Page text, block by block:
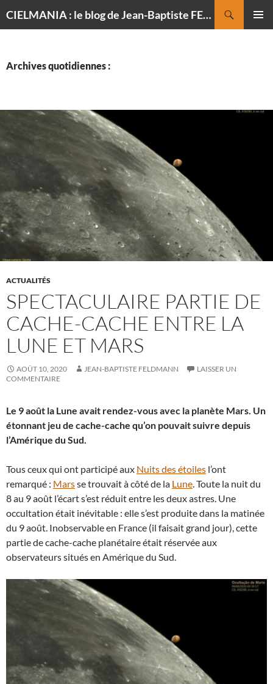
CIELMANIA : le blog de Jean-Baptiste FELDMANN, photographe du ciel
Archives quotidiennes :
ACTUALITÉS
SPECTACULAIRE PARTIE DE
CACHE-CACHE ENTRE LA
LUNE ET MARS
AOÛT 10, 2020 JEAN-BAPTISTE FELDMANN
LAISSER UN
COMMENTAIRE
Le 9 août la Lune avait rendez-vous avec la planète Mars. Un
étonnant jeu de cache-cache qu’on pouvait suivre depuis
l’Amérique du Sud.
Tous ceux qui ont participé aux Nuits des étoiles l’ont
remarqué : Marsse trouvait à côté de la Lune. Toute la nuit du
8 au 9 août l’écart s’est réduit entre les deux astres. Une
occultation était inévitable : elle s’est produite dans la matinée
du 9 août. Inobservable en France (il faisait grand jour), cette
partie de cache-cache planétaire était réservée aux
observateurs situés en Amérique du Sud.